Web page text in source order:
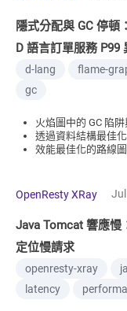
隱式分配與 GC 停頓
D 語言訂單服務 P99
d-lang flame-
gc
火焰圖中的 GC 陷
透過資料結構最佳
效能最佳化的路線
OpenResty XRay
Java Tomcat 響應慢
定位慢請求
openresty-xray
latency